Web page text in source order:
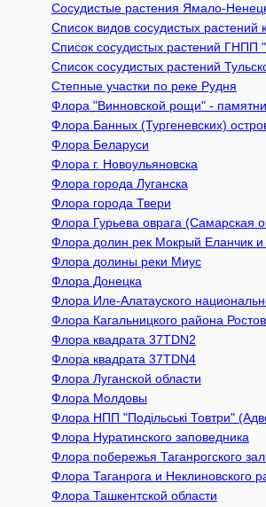
Сосудистые растения Ямало-
Список видов сосудистых
Список сосудистых растений ГНПП
Список сосудистых растений
Степные участки по реке Рудня
Флора "Винновской рощи" -
Флора Банных (Тургеневских)
Флора Беларуси
Флора г. Новоульяновска
Флора города Луганска
Флора города Твери
Флора Гурьева оврага (Самарская
Флора долин рек Мокрый Еланчик и
Флора долины реки Миус
Флора Донецка
Флора Иле-Алатауского
Флора Кагальницкого района
Флора квадрата 37TDN2
Флора квадрата 37TDN4
Флора Луганской области
Флора Молдовы
Флора НПП "Подільські Товтри"
Флора Нуратинского заповедника
Флора побережья Таганрогского
Флора Таганрога и Неклиновского
Флора Ташкентской области